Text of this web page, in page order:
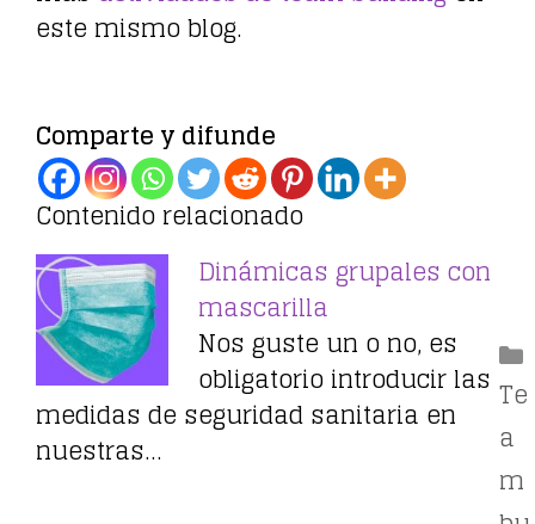
este mismo blog.
Comparte y difunde
Contenido relacionado
Dinámicas grupales con
mascarilla
Nos guste un o no, es
obligatorio introducir las
medidas de seguridad sanitaria en
nuestras…
Te
a
m